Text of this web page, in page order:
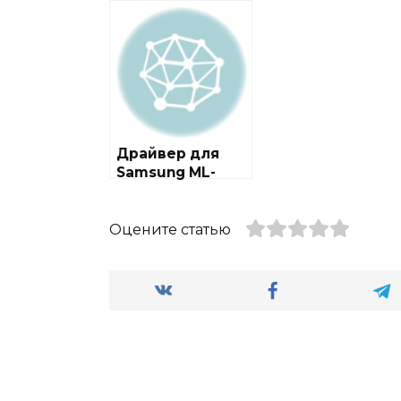
инструкция
Драйвер для
Samsung ML-
Оцените статью